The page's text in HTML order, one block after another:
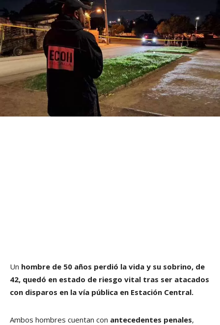
Un hombre de 50 años perdió la vida y su sobrino, de
42, quedó en estado de riesgo vital tras ser atacados
con disparos en la vía pública en Estación Central.
Ambos hombres cuentan con antecedentes penales,